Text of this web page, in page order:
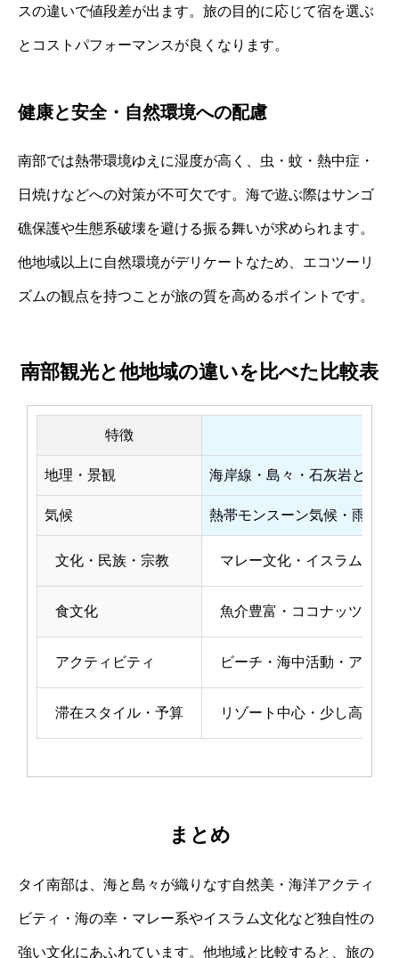
スの違いで値段差が出ます。旅の目的に応じて宿を選ぶ
とコストパフォーマンスが良くなります。
健康と安全・自然環境への配慮
南部では熱帯環境ゆえに湿度が高く、虫・蚊・熱中症・
日焼けなどへの対策が不可欠です。海で遊ぶ際はサンゴ
礁保護や生態系破壊を避ける振る舞いが求められます。
他地域以上に自然環境がデリケートなため、エコツーリ
ズムの観点を持つことが旅の質を高めるポイントです。
南部観光と他地域の違いを比べた比較表
特徴
地理・景観 海岸線・島々・石灰岩とサ
気候 熱帯モンスーン気候・雨季
文化・民族・宗教 マレー文化・イスラム教の
食文化 魚介豊富・ココナッツ強め
アクティビティ ビーチ・海中活動・アイラ
滞在スタイル・予算 リゾート中心・少し高価・
まとめ
タイ南部は、海と島々が織りなす自然美・海洋アクティ
ビティ・海の幸・マレー系やイスラム文化など独自性の
強い文化にあふれています。他地域と比較すると、旅の